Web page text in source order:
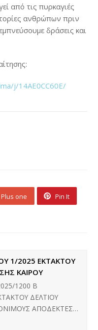
από τις πυρκαγιές
ανθρώπων πριν
δράσεις και
j/14AE0CC60E/
Plus one Pin It
1/2025 ΕΚΤΑΚΤΟΥ
ΚΑΙΡΟΥ
1200 B
ΔΕΛΤΙΟΥ
ΑΠΟΔΕΚΤΕΣ…